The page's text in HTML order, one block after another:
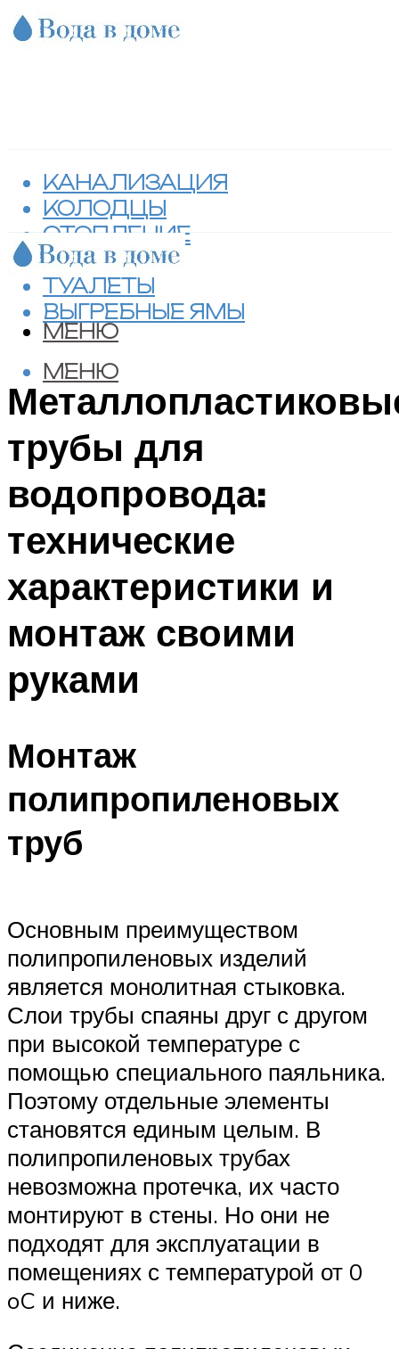
КАНАЛИЗАЦИЯ
КОЛОДЦЫ
ОТОПЛЕНИЕ
СЕПТИКИ
ТУАЛЕТЫ
ВЫГРЕБНЫЕ ЯМЫ
МЕНЮ
МЕНЮ
трубы для
водопровода:
технические
характеристики и
монтаж своими
руками
Монтаж
полипропиленовых
труб
Основным преимуществом
полипропиленовых изделий
является монолитная стыковка.
Слои трубы спаяны друг с другом
при высокой температуре с
помощью специального паяльника.
Поэтому отдельные элементы
становятся единым целым. В
полипропиленовых трубах
невозможна протечка, их часто
монтируют в стены. Но они не
подходят для эксплуатации в
помещениях с температурой от 0
oC и ниже.